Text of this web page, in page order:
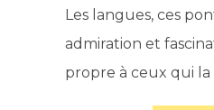
Les langues, ces
admiration et
propre à ceux qui